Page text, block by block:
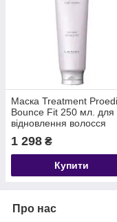
Маска Treatment
Bounce Fit 250 мл. для
відновлення волосся
1 298 ₴
Купити
Про нас